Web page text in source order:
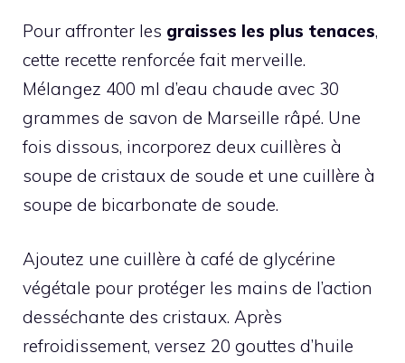
Pour affronter les graisses les plus tenaces,
cette recette renforcée fait merveille.
Mélangez 400 ml d’eau chaude avec 30
grammes de savon de Marseille râpé. Une
fois dissous, incorporez deux cuillères à
soupe de cristaux de soude et une cuillère à
soupe de bicarbonate de soude.
Ajoutez une cuillère à café de glycérine
végétale pour protéger les mains de l’action
desséchante des cristaux. Après
refroidissement, versez 20 gouttes d’huile